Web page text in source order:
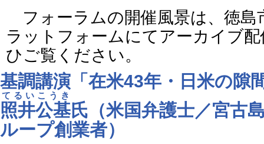
フォーラムの開催風景は、徳島
ラットフォームにてアーカイブ
ひご覧ください。
基調講演「在米43年・日米の隙
照井公基
てるいこうき
氏（米国弁護士／宮古
ループ創業者）